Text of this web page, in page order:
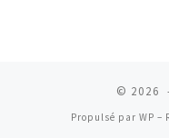
© 2026
Propulsé par WP –